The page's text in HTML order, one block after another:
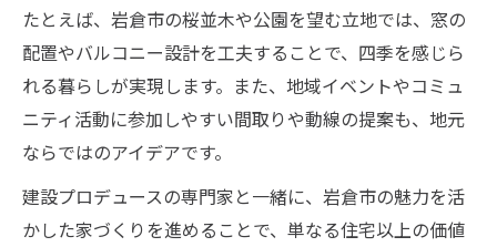
たとえば、岩倉市の桜並木や公園を望む立地では、窓の
配置やバルコニー設計を工夫することで、四季を感じら
れる暮らしが実現します。また、地域イベントやコミュ
ニティ活動に参加しやすい間取りや動線の提案も、地元
ならではのアイデアです。
建設プロデュースの専門家と一緒に、岩倉市の魅力を活
かした家づくりを進めることで、単なる住宅以上の価値